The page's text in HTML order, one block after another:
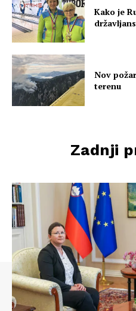
Kako je
Nov
terenu
Zadnji